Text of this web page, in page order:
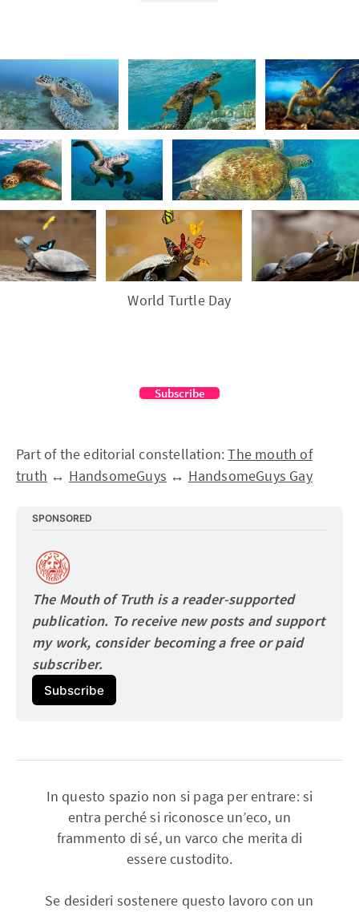
World Turtle Day
Subscribe
Part of the editorial constellation:The mouth of
truth ↔ HandsomeGuys ↔ HandsomeGuys Gay
SPONSORED
The Mouth of Truth is a reader-supported
publication. To receive new posts and support
my work, consider becoming a free or paid
subscriber.
Subscribe
In questo spazio non si paga per entrare: si
entra perché si riconosce un’eco, un
frammento di sé, un varco che merita di
essere custodito.
Se desideri sostenere questo lavoro con un